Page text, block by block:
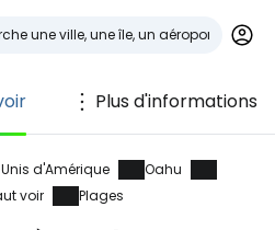
Plus d'informations
d'Amérique
Oahu
voir
Plages
à
des voyageurs